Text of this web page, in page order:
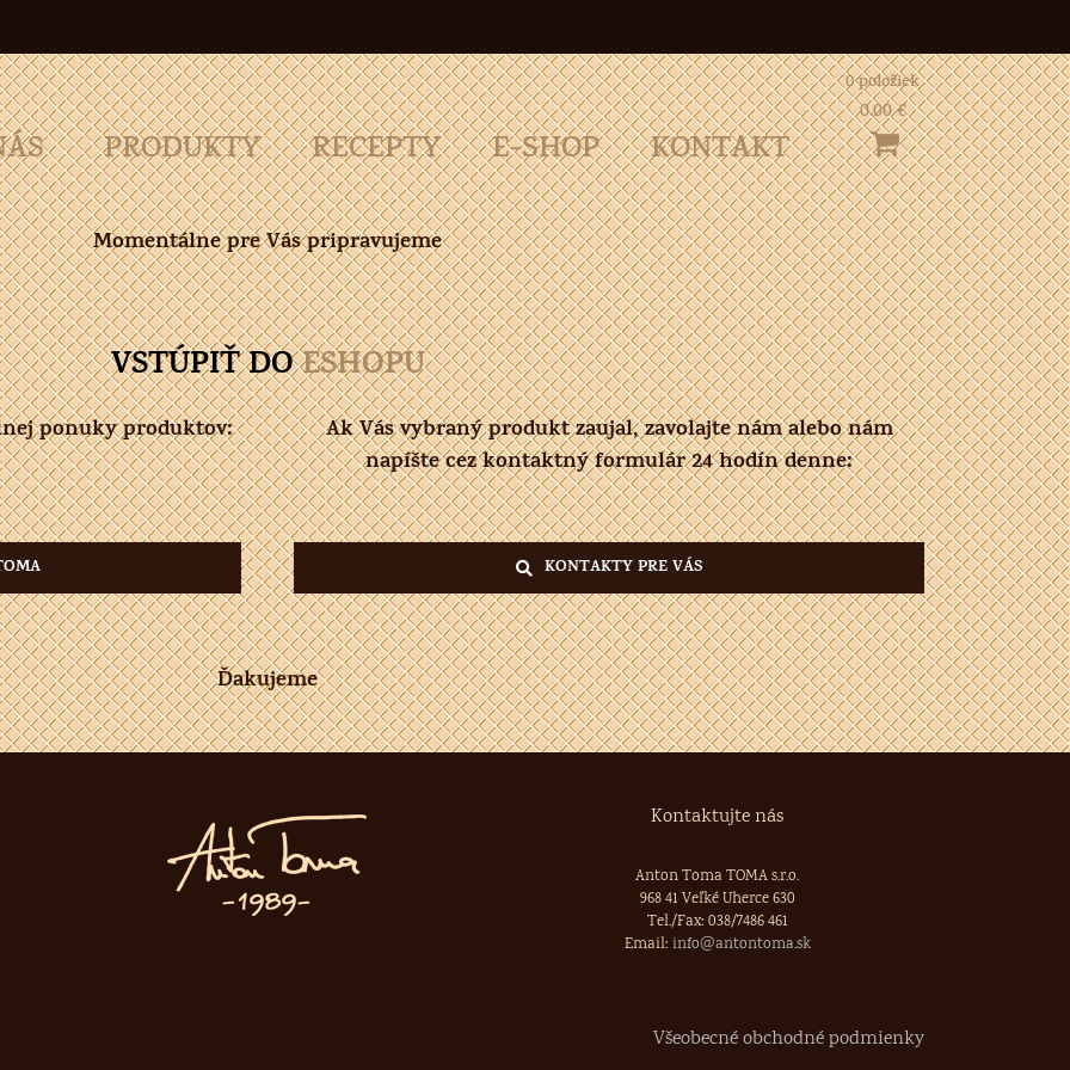
PRODUKTY RECEPTY E-SHOP KONTAKT
0 položiek
0.00 €
Momentálne pre Vás pripravujeme
VSTÚPIŤ DOESHOPU
ponuky produktov:
Ak Vás vybraný produkt zaujal, zavolajte nám alebo nám
napíšte cez kontaktný formulár 24 hodín denne:
KONTAKTY PRE VÁS
Ďakujeme
Kontaktujte nás
Anton Toma TOMA s.r.o.
968 41 Veľké Uherce 630
Tel./Fax: 038/7486 461
Email: info@antontoma.sk
Všeobecné obchodné podmienky